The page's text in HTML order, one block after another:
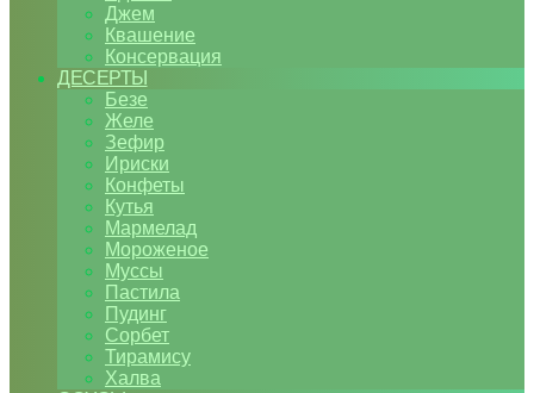
Джем
Квашение
Консервация
ДЕСЕРТЫ
Безе
Желе
Зефир
Ириски
Конфеты
Кутья
Мармелад
Мороженое
Муссы
Пастила
Пудинг
Сорбет
Тирамису
Халва